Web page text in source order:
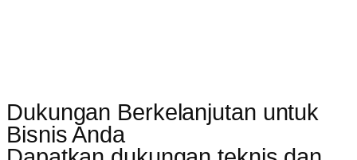
Dukungan Berkelanjutan untuk
Bisnis Anda